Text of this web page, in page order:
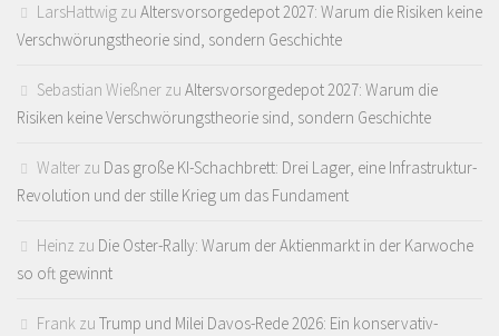
LarsHattwig zu Altersvorsorgedepot 2027: Warum die Risiken keine
Verschwörungstheorie sind, sondern Geschichte
Sebastian Wießner zu Altersvorsorgedepot 2027: Warum die
Risiken keine Verschwörungstheorie sind, sondern Geschichte
Walter zu Das große KI-Schachbrett: Drei Lager, eine Infrastruktur-
Revolution und der stille Krieg um das Fundament
Heinz zu Die Oster-Rally: Warum der Aktienmarkt in der Karwoche
so oft gewinnt
Frank zu Trump und Milei Davos-Rede 2026: Ein konservativ-